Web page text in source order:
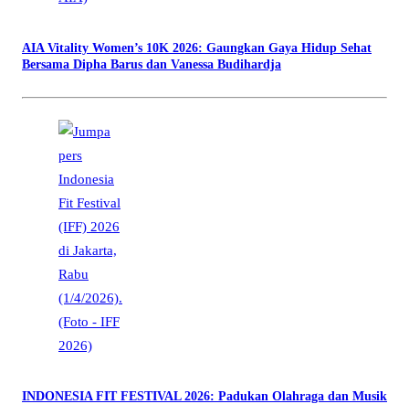
AIA Vitality Women’s 10K 2026: Gaungkan Gaya Hidup Sehat
Bersama Dipha Barus dan Vanessa Budihardja
INDONESIA FIT FESTIVAL 2026: Padukan Olahraga dan Musik